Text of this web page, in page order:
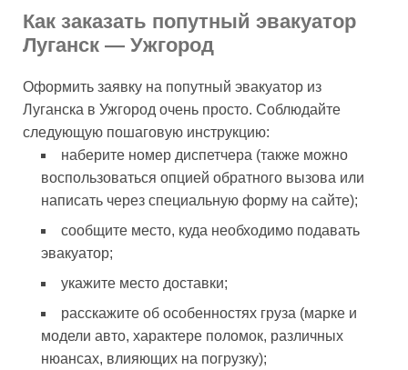
Как заказать попутный эвакуатор
Луганск — Ужгород
Оформить заявку на попутный эвакуатор из
Луганска в Ужгород очень просто. Соблюдайте
следующую пошаговую инструкцию:
наберите номер диспетчера (также можно
воспользоваться опцией обратного вызова или
написать через специальную форму на сайте);
сообщите место, куда необходимо подавать
эвакуатор;
укажите место доставки;
расскажите об особенностях груза (марке и
модели авто, характере поломок, различных
нюансах, влияющих на погрузку);